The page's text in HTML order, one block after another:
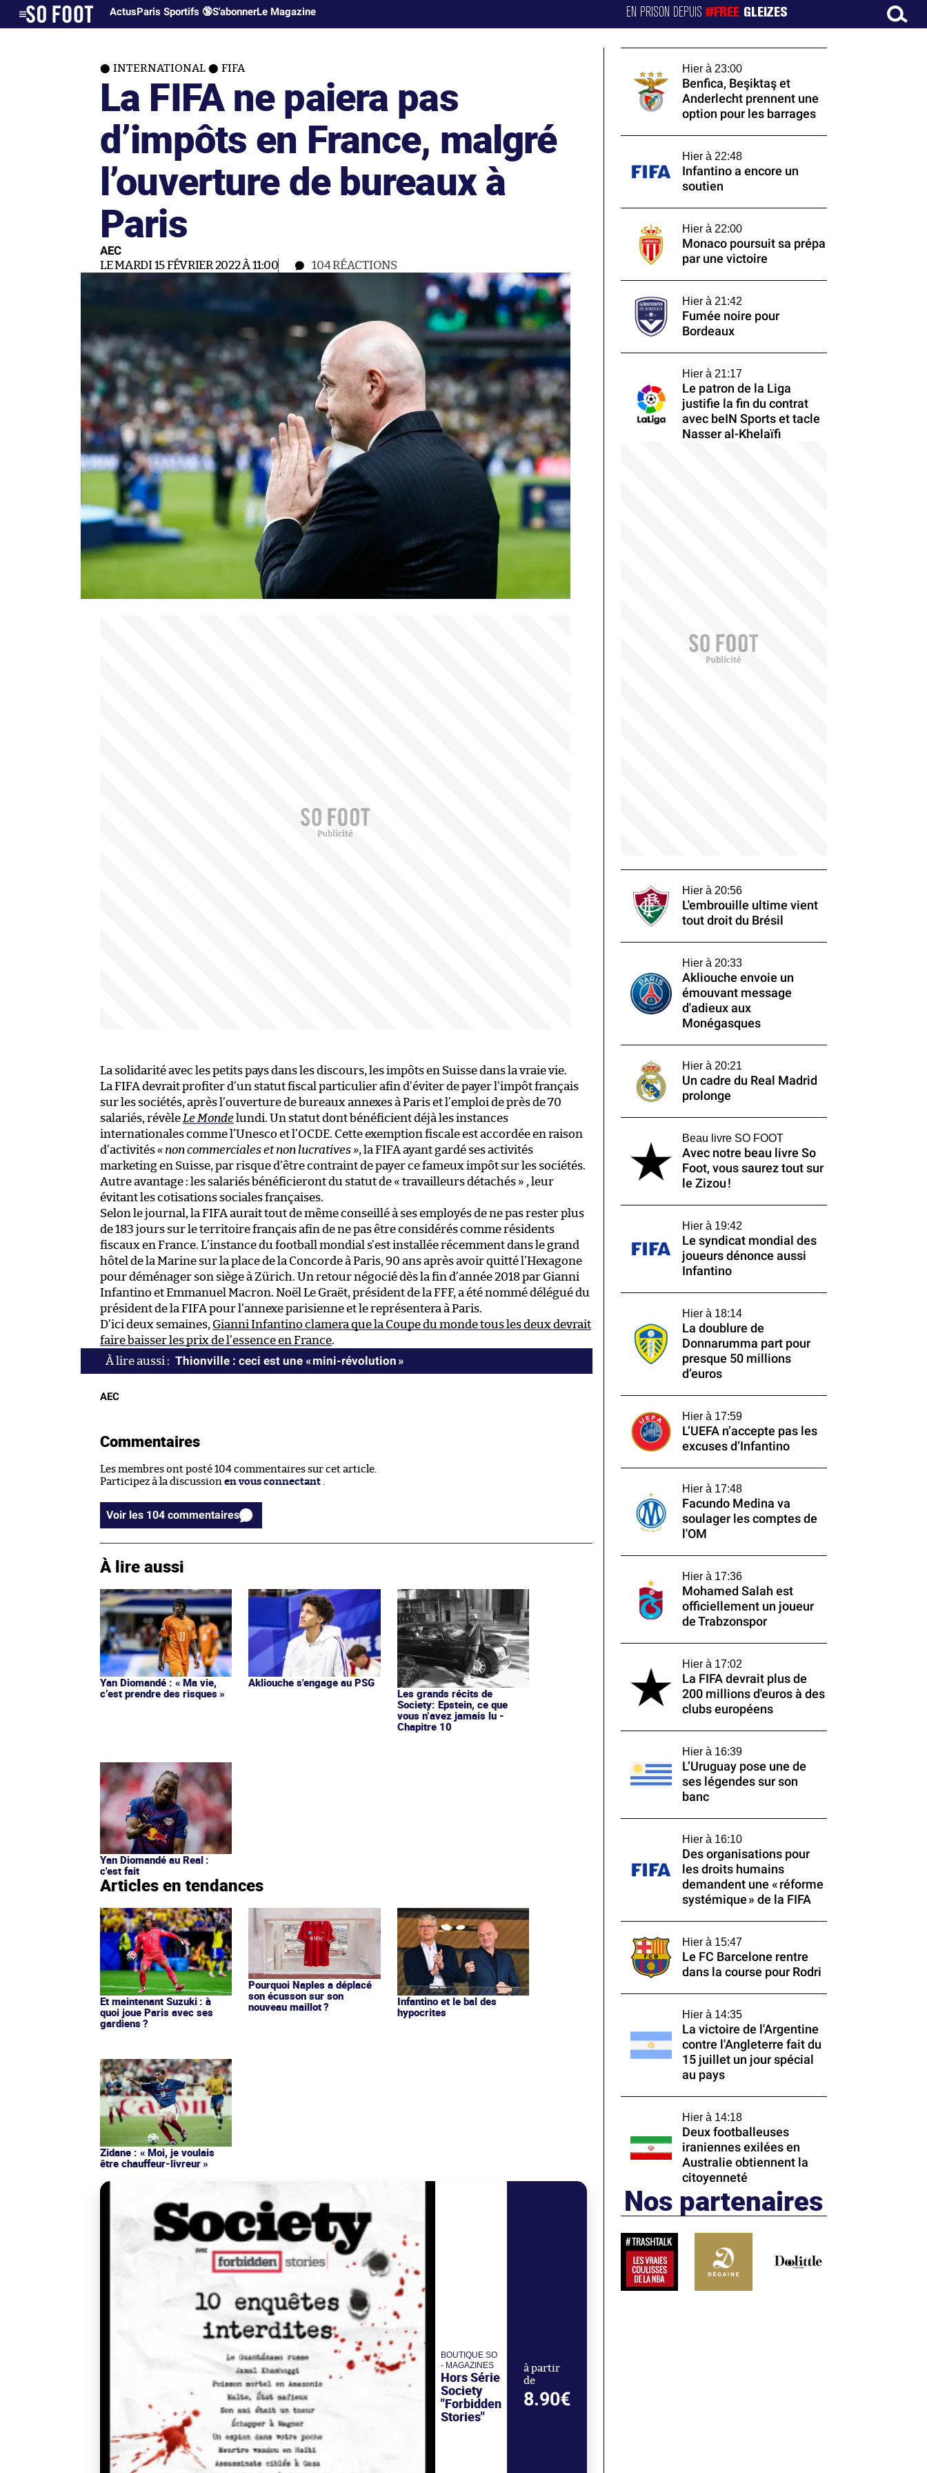
ActusParis Sportifs 🔞S'abonnerLe Magazine EN PRISON DEPUIS#FREE GLEIZES
INTERNATIONAL FIFA
La FIFA ne paiera pas
d’impôts en France, malgré
l’ouverture de bureaux à
Paris
AEC
LE MARDI 15 FÉVRIER 2022 À 11:00 104RÉACTIONS
La solidarité avec les petits pays dans les discours, les impôts en Suisse dans la vraie vie.
La FIFA devrait profiter d’un statut fiscal particulier afin d’éviter de payer l’impôt français
sur les sociétés, après l’ouverture de bureaux annexes à Paris et l’emploi de près de 70
salariés, révèle Le Monde lundi. Un statut dont bénéficient déjà les instances
internationales comme l’Unesco et l’OCDE. Cette exemption fiscale est accordée en raison
d’activités« non commerciales et non lucratives », la FIFA ayant gardé ses activités
marketing en Suisse, par risque d’être contraint de payer ce fameux impôt sur les sociétés.
Autre avantage : les salariés bénéficieront du statut de « travailleurs détachés » , leur
évitant les cotisations sociales françaises.
Selon le journal, la FIFA aurait tout de même conseillé à ses employés de ne pas rester plus
de 183 jours sur le territoire français afin de ne pas être considérés comme résidents
fiscaux en France. L’instance du football mondial s’est installée récemment dans le grand
hôtel de la Marine sur la place de la Concorde à Paris, 90 ans après avoir quitté l’Hexagone
pour déménager son siège à Zürich. Un retour négocié dès la fin d’année 2018 par Gianni
Infantino et Emmanuel Macron. Noël Le Graët, président de la FFF, a été nommé délégué du
président de la FIFA pour l’annexe parisienne et le représentera à Paris.
D’ici deux semaines, Gianni Infantino clamera que la Coupe du monde tous les deux devrait
faire baisser les prix de l’essence en France.
Thionville : ceci est une « mini-révolution »
AEC
Commentaires
Les membres ont posté 104 commentaires sur cet article.
Participez à la discussion en vous connectant .
Voir les 104 commentaires
À lire aussi
Yan Diomandé : « Ma vie,
c’est prendre des risques »
Akliouche s'engage au PSG
Les grands récits de
Society: Epstein, ce que
vous n’avez jamais lu -
Chapitre 10
Yan Diomandé au Real :
c'est fait
Articles en tendances
Et maintenant Suzuki : à
quoi joue Paris avec ses
gardiens ?
Pourquoi Naples a déplacé
son écusson sur son
nouveau maillot ?
Infantino et le bal des
hypocrites
Zidane : « Moi, je voulais
être chauffeur-livreur »
BOUTIQUE SO
- MAGAZINES
Hors Série
Society
"Forbidden
Stories"
à partir
de
8.90€
Hier à 23:00
Benfica, Beşiktaş et
Anderlecht prennent une
option pour les barrages
Hier à 22:48
Infantino a encore un
soutien
Hier à 22:00
Monaco poursuit sa prépa
par une victoire
Hier à 21:42
Fumée noire pour
Bordeaux
Hier à 21:17
Le patron de la Liga
justifie la fin du contrat
avec beIN Sports et tacle
Nasser al-Khelaïfi
Hier à 20:56
L'embrouille ultime vient
tout droit du Brésil
Hier à 20:33
Akliouche envoie un
émouvant message
d'adieux aux
Monégasques
Hier à 20:21
Un cadre du Real Madrid
prolonge
Beau livre SO FOOT
Avec notre beau livre So
Foot, vous saurez tout sur
le Zizou !
Hier à 19:42
Le syndicat mondial des
joueurs dénonce aussi
Infantino
Hier à 18:14
La doublure de
Donnarumma part pour
presque 50 millions
d’euros
Hier à 17:59
L’UEFA n’accepte pas les
excuses d’Infantino
Hier à 17:48
Facundo Medina va
soulager les comptes de
l'OM
Hier à 17:36
Mohamed Salah est
officiellement un joueur
de Trabzonspor
Hier à 17:02
La FIFA devrait plus de
200 millions d'euros à des
clubs européens
Hier à 16:39
L’Uruguay pose une de
ses légendes sur son
banc
Hier à 16:10
Des organisations pour
les droits humains
demandent une « réforme
systémique » de la FIFA
Hier à 15:47
Le FC Barcelone rentre
dans la course pour Rodri
Hier à 14:35
La victoire de l'Argentine
contre l'Angleterre fait du
15 juillet un jour spécial
au pays
Hier à 14:18
Deux footballeuses
iraniennes exilées en
Australie obtiennent la
citoyenneté
Nos partenaires